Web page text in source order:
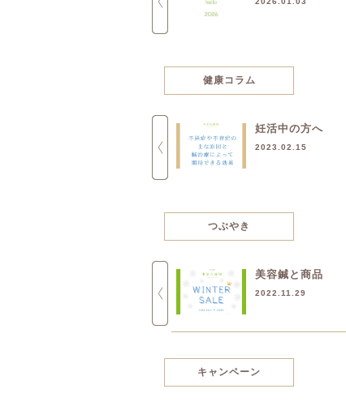
健康コラム
妊活中の方へ
2023.02.15
つぶやき
美容鍼と商品
2022.11.29
キャンペーン